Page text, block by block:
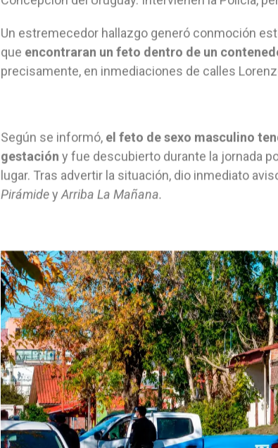
Un estremecedor hallazgo generó conmoción
que encontraran un feto dentro de un
precisamente, en inmediaciones de calles
Según se informó, el feto de sexo masculino
gestación y fue descubierto durante la jornada
lugar. Tras advertir la situación, dio inmediato
Pirámidey Arriba La Mañana.